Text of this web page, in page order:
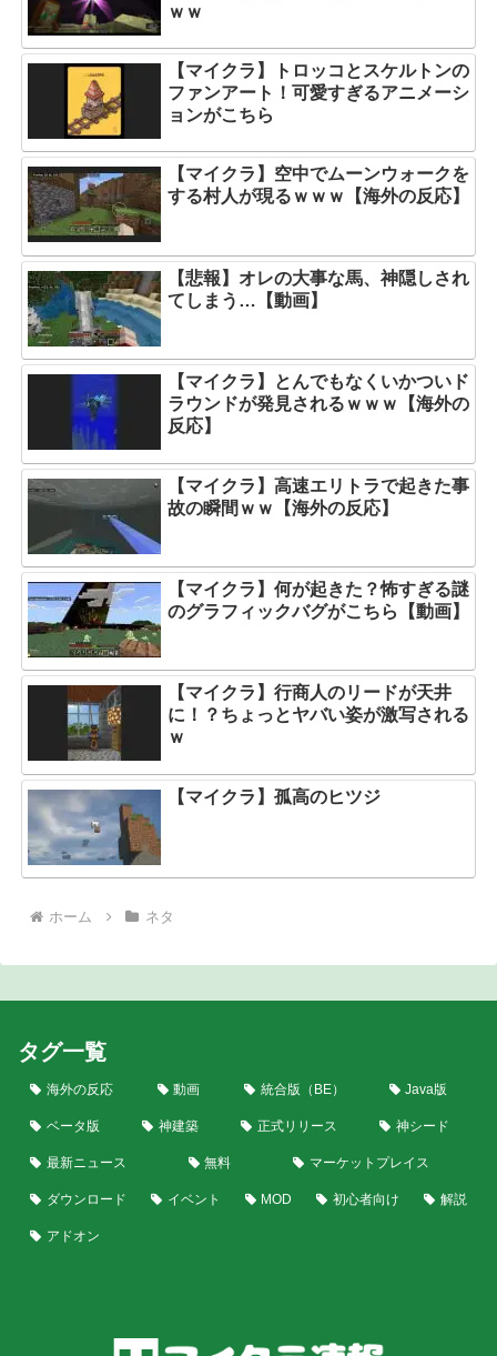
ｗｗ
【マイクラ】トロッコとスケルトンの
ファンアート！可愛すぎるアニメーシ
ョンがこちら
【マイクラ】空中でムーンウォークを
する村人が現るｗｗｗ【海外の反応】
【悲報】オレの大事な馬、神隠しされ
てしまう…【動画】
【マイクラ】とんでもなくいかついド
ラウンドが発見されるｗｗｗ【海外の
反応】
【マイクラ】高速エリトラで起きた事
故の瞬間ｗｗ【海外の反応】
【マイクラ】何が起きた？怖すぎる謎
のグラフィックバグがこちら【動画】
【マイクラ】行商人のリードが天井
に！？ちょっとヤバい姿が激写される
ｗ
【マイクラ】孤高のヒツジ
ホーム ネタ
タグ一覧
海外の反応 動画 統合版（BE） Java版
ベータ版 神建築 正式リリース 神シード
最新ニュース 無料 マーケットプレイス
ダウンロード イベント MOD 初心者向け 解説
アドオン